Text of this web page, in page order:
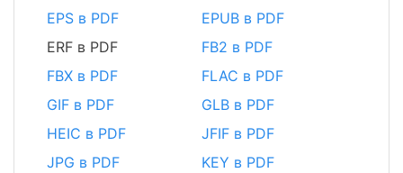
EPS в PDF
EPUB в PDF
ERF в PDF
FB2 в PDF
FBX в PDF
FLAC в PDF
GIF в PDF
GLB в PDF
HEIC в PDF
JFIF в PDF
JPG в PDF
KEY в PDF